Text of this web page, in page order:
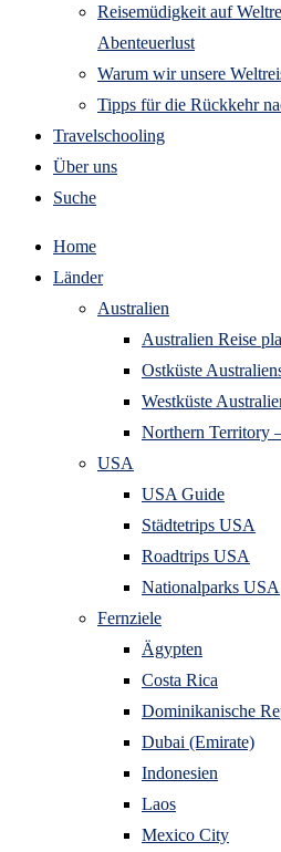
Reisemüdigkeit auf
Abenteuerlust
Warum wir unsere
Tipps für die Rückkehr
Travelschooling
Über uns
Suche
Home
Länder
Australien
Australien Reise
Ostküste
Westküste
Northern Territory
USA
USA Guide
Städtetrips USA
Roadtrips USA
Nationalparks USA
Fernziele
Ägypten
Costa Rica
Dominikanische
Dubai (Emirate)
Indonesien
Laos
Mexico City